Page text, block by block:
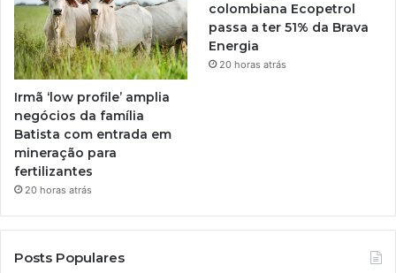
Irmã ‘low profile’ amplia
negócios da família
Batista com entrada em
mineração para
fertilizantes
20 horas atrás
colombiana Ecopetrol
passa a ter 51% da Brava
Energia
20 horas atrás
Posts Populares